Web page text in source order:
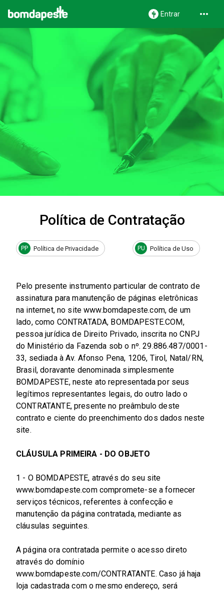
Entrar
Política de Contratação
PP Política de Privacidade PU Política de Uso
Pelo presente instrumento particular de contrato de
assinatura para manutenção de páginas eletrônicas
na internet, no site www.bomdapeste.com, de um
lado, como CONTRATADA, BOMDAPESTE.COM,
pessoa jurídica de Direito Privado, inscrita no CNPJ
do Ministério da Fazenda sob o nº. 29.886.487/0001-
33, sediada à Av. Afonso Pena, 1206, Tirol, Natal/RN,
Brasil, doravante denominada simplesmente
BOMDAPESTE, neste ato representada por seus
legítimos representantes legais, do outro lado o
CONTRATANTE, presente no preâmbulo deste
contrato e ciente do preenchimento dos dados neste
site.
CLÁUSULA PRIMEIRA - DO OBJETO
1 - O BOMDAPESTE, através do seu site
www.bomdapeste.com compromete-se a fornecer
serviços técnicos, referentes à confecção e
manutenção da página contratada, mediante as
cláusulas seguintes.
A página ora contratada permite o acesso direto
através do domínio
www.bomdapeste.com/CONTRATANTE. Caso já haja
loja cadastrada com o mesmo endereço, será